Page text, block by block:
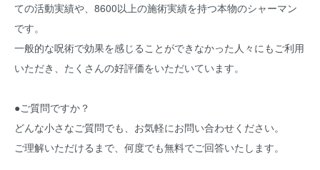
ての活動実績や、8600以上の施術実績を持つ本物のシャーマン
です。
一般的な呪術で効果を感じることができなかった人々にもご利用
いただき、たくさんの好評価をいただいています。
●ご質問ですか？
どんな小さなご質問でも、お気軽にお問い合わせください。
ご理解いただけるまで、何度でも無料でご回答いたします。